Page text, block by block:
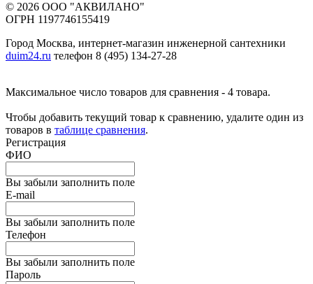
© 2026 ООО "АКВИЛАНО"
ОГРН 1197746155419
Город Москва, интернет-магазин инженерной сантехники
duim24.ru телефон 8 (495) 134-27-28
Максимальное число товаров для сравнения - 4 товара.
Чтобы добавить текущий товар к сравнению, удалите один из
товаров в таблице сравнения.
Регистрация
ФИО
Вы забыли заполнить поле
E-mail
Вы забыли заполнить поле
Телефон
Вы забыли заполнить поле
Пароль